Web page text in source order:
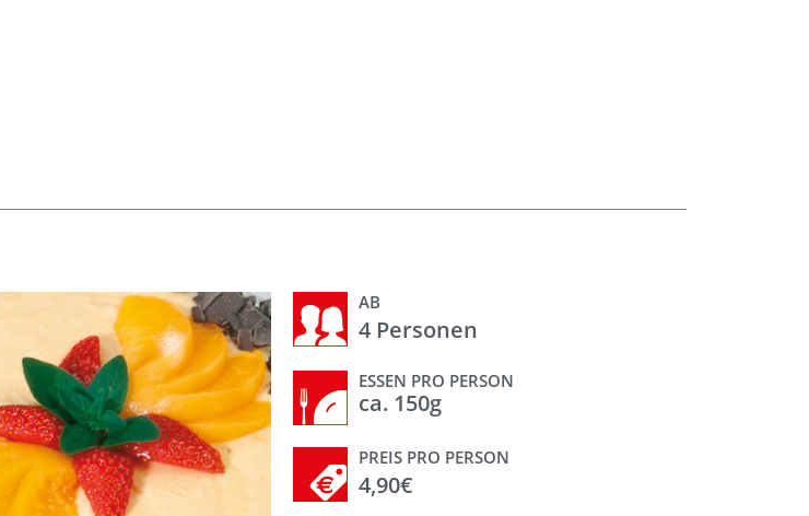
AB
4 Personen
ESSEN PRO PERSON
ca. 150g
PREIS PRO PERSON
4,90€